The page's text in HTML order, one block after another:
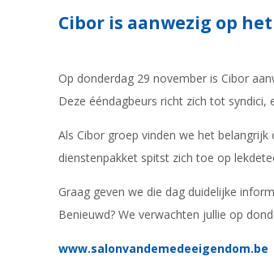
Cibor is aanwezig op
Op donderdag 29 november is Cibor
Deze ééndagbeurs richt zich tot
Als Cibor groep vinden we het
dienstenpakket spitst zich toe op
Graag geven we die dag duidelijke
Benieuwd? We verwachten jullie op
www.salonvandemedeeigendom.be